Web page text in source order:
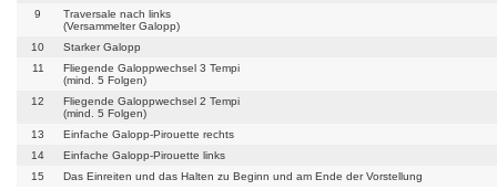
9
Traversale nach links
(Versammelter Galopp)
10
Starker Galopp
11
Fliegende Galoppwechsel 3 Tempi
(mind. 5 Folgen)
12
Fliegende Galoppwechsel 2 Tempi
(mind. 5 Folgen)
13
Einfache Galopp-Pirouette rechts
14
Einfache Galopp-Pirouette links
15
Das Einreiten und das Halten zu Beginn und am Ende der Vorstellung